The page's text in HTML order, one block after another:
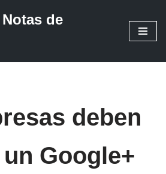
de
deben
Google+